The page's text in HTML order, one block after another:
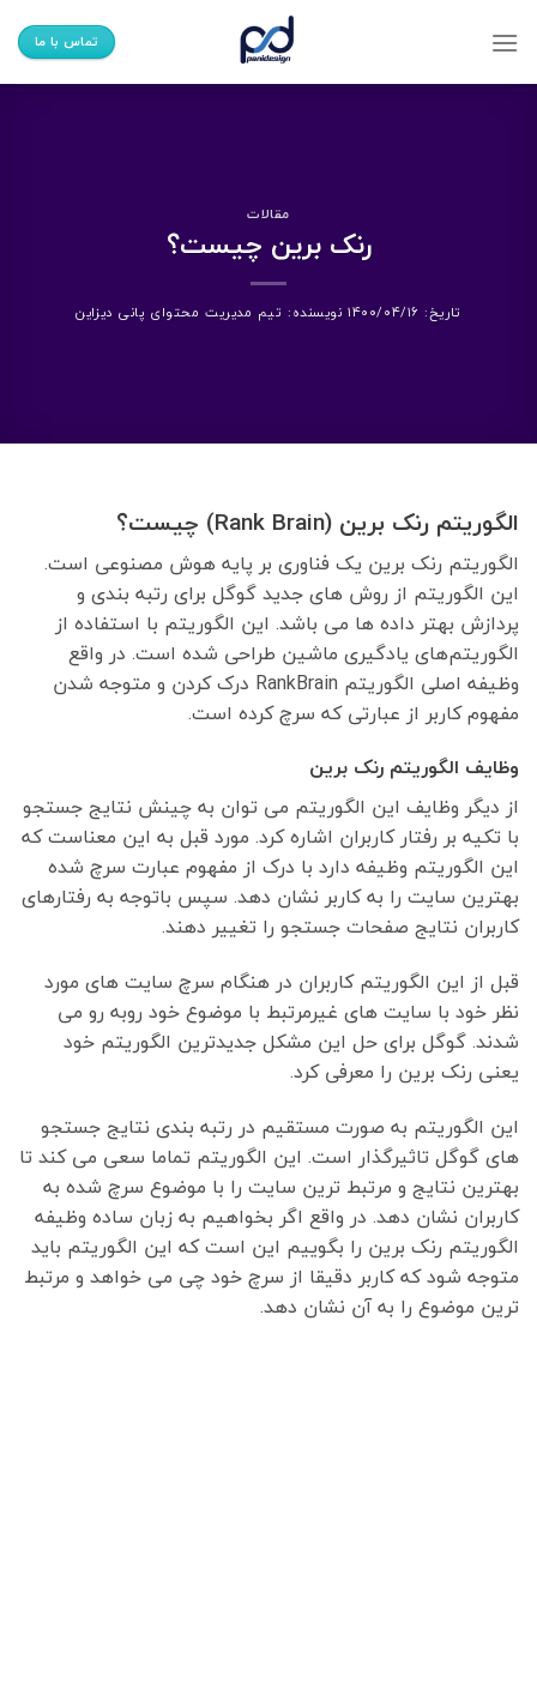
تماس با ما
مقالات
رنک برین چیست؟
تاریخ: ۱۴۰۰/۰۴/۱۶نویسنده: تیم مدیریت محتوای پانی دیزاین
الگوریتم رنک برین (Rank Brain) چیست؟
الگوریتم رنک برین یک فناوری بر پایه هوش مصنوعی است.
این الگوریتم از روش های جدید گوگل برای رتبه بندی و
پردازش بهتر داده ها می باشد. این الگوریتم با استفاده از
الگوریتم‌های یادگیری ماشین طراحی شده است. در واقع
وظیفه اصلی الگوریتم RankBrain درک کردن و متوجه شدن
مفهوم کاربر از عبارتی که سرچ کرده است.
وظایف الگوریتم رنک برین
از دیگر وظایف این الگوریتم می توان به چینش نتایج جستجو
با تکیه بر رفتار کاربران اشاره کرد. مورد قبل به این معناست که
این الگوریتم وظیفه دارد با درک از مفهوم عبارت سرچ شده
بهترین سایت را به کاربر نشان دهد. سپس باتوجه به رفتارهای
کاربران نتایج صفحات جستجو را تغییر دهند.
قبل از این الگوریتم کاربران در هنگام سرچ سایت های مورد
نظر خود با سایت های غیرمرتبط با موضوع خود روبه رو می
شدند. گوگل برای حل این مشکل جدیدترین الگوریتم خود
یعنی رنک برین را معرفی کرد.
این الگوریتم به صورت مستقیم در رتبه بندی نتایج جستجو
های گوگل تاثیرگذار است. این الگوریتم تماما سعی می کند تا
بهترین نتایج و مرتبط ترین سایت را با موضوع سرچ شده به
کاربران نشان دهد. در واقع اگر بخواهیم به زبان ساده وظیفه
الگوریتم رنک برین را بگوییم این است که این الگوریتم باید
متوجه شود که کاربر دقیقا از سرچ خود چی می خواهد و مرتبط
ترین موضوع را به آن نشان دهد.